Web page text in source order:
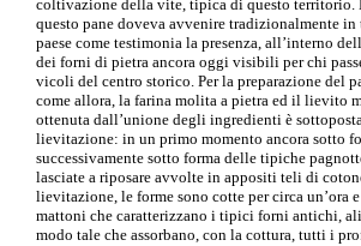
coltivazione della vite, tipica di questo territorio.
questo pane doveva avvenire tradizionalmente
paese come testimonia la presenza, all’interno
dei forni di pietra ancora oggi visibili per chi
vicoli del centro storico. Per la preparazione del
come allora, la farina molita a pietra ed il lievito
ottenuta dall’unione degli ingredienti è
lievitazione: in un primo momento ancora sotto
successivamente sotto forma delle tipiche
lasciate a riposare avvolte in appositi teli di
lievitazione, le forme sono cotte per circa un’ora
mattoni che caratterizzano i tipici forni antichi,
modo tale che assorbano, con la cottura, tutti i